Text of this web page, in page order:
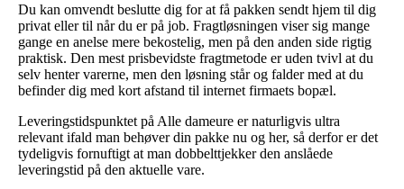
Du kan omvendt beslutte dig for at få pakken sendt hjem til dig
privat eller til når du er på job. Fragtløsningen viser sig mange
gange en anelse mere bekostelig, men på den anden side rigtig
praktisk. Den mest prisbevidste fragtmetode er uden tvivl at du
selv henter varerne, men den løsning står og falder med at du
befinder dig med kort afstand til internet firmaets bopæl.
Leveringstidspunktet på Alle dameure er naturligvis ultra
relevant ifald man behøver din pakke nu og her, så derfor er det
tydeligvis fornuftigt at man dobbelttjekker den anslåede
leveringstid på den aktuelle vare.